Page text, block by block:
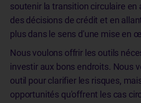
soutenir la transition circulaire en
des décisions de crédit et en
plus dans le sens d'une mise en
Nous voulons offrir les outils
investir aux bons endroits. Nous
outil pour clarifier les risques,
opportunités qu'offrent les cas